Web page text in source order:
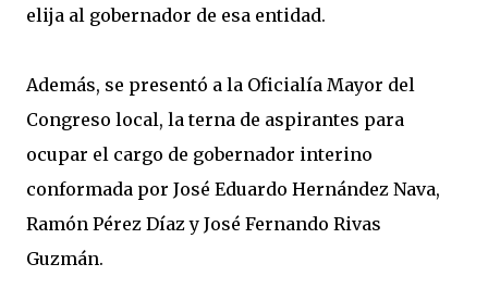
elija al gobernador de esa entidad.
Además, se presentó a la Oficialía Mayor del
Congreso local, la terna de aspirantes para
ocupar el cargo de gobernador interino
conformada por José Eduardo Hernández Nava,
Ramón Pérez Díaz y José Fernando Rivas
Guzmán.